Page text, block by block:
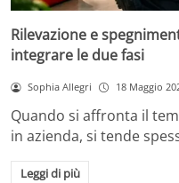
Rilevazione e
integrare le due fasi
Sophia Allegri 18 Maggio
Quando si affronta il
in azienda, si tende
Leggi di più